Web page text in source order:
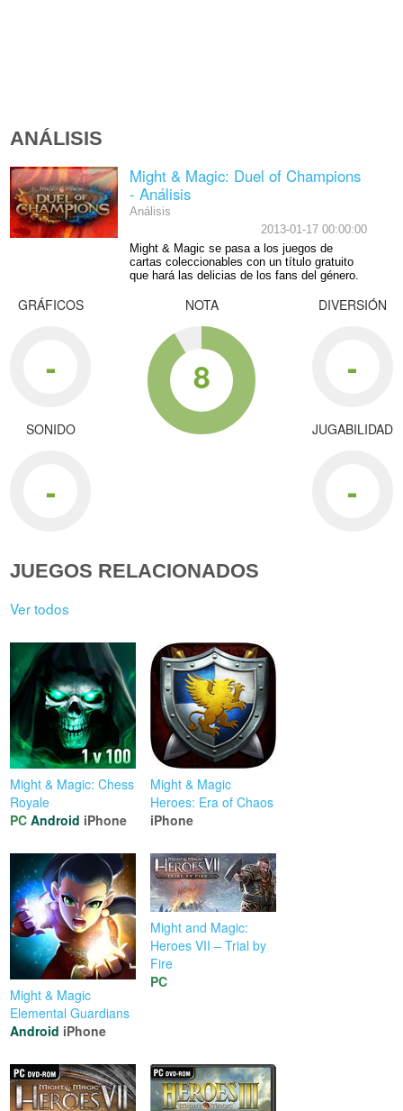
ANÁLISIS
Might & Magic: Duel of Champions
- Análisis
Análisis
2013-01-17 00:00:00
Might & Magic se pasa a los juegos de
cartas coleccionables con un título gratuito
que hará las delicias de los fans del género.
GRÁFICOS
-
SONIDO
-
NOTA
8
DIVERSIÓN
-
JUGABILIDAD
-
JUEGOS RELACIONADOS
Ver todos
Might & Magic: Chess
Royale
PC Android iPhone
Might & Magic
Heroes: Era of Chaos
iPhone
Might & Magic
Elemental Guardians
Android iPhone
Might and Magic:
Heroes VII – Trial by
Fire
PC